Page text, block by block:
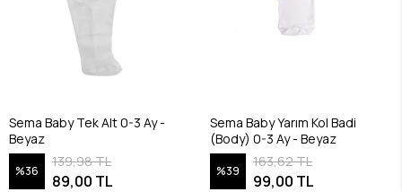
Sema Baby Tek Alt 0-3 Ay -
Beyaz
%36
139,98 TL
89,00 TL
Sema Baby Yarım Kol Badi
(Body) 0-3 Ay - Beyaz
%39
163,62 TL
99,00 TL